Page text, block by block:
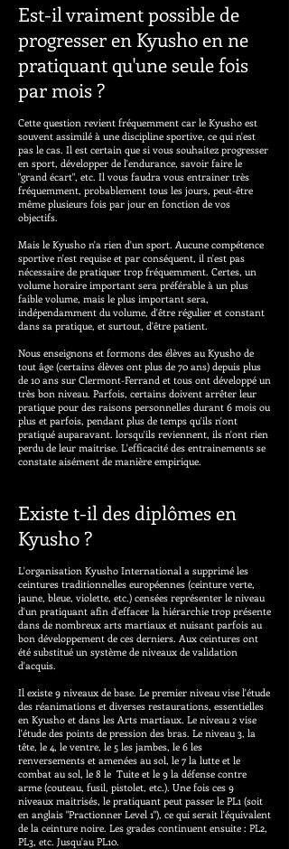
Est-il vraiment possible de
progresser en Kyusho en ne
pratiquant qu'une seule fois
par mois ?
Cette question revient fréquemment car le Kyusho est
souvent assimilé à une discipline sportive, ce qui n'est
pas le cas. Il est certain que si vous souhaitez progresser
en sport, développer de l'endurance, savoir faire le
"grand écart", etc. Il vous faudra vous entrainer très
fréquemment, probablement tous les jours, peut-être
même plusieurs fois par jour en fonction de vos
objectifs.
Mais le Kyusho n'a rien d'un sport. Aucune compétence
sportive n'est requise et par conséquent, il n'est pas
nécessaire de pratiquer trop fréquemment. Certes, un
volume horaire important sera préférable à un plus
faible volume, mais le plus important sera,
indépendamment du volume, d'être régulier et constant
dans sa pratique, et surtout, d'être patient.
Nous enseignons et formons des élèves au Kyusho de
tout âge (certains élèves ont plus de 70 ans) depuis plus
de 10 ans sur Clermont-Ferrand et tous ont développé un
très bon niveau. Parfois, certains doivent arrêter leur
pratique pour des raisons personnelles durant 6 mois ou
plus et parfois, pendant plus de temps qu'ils n'ont
pratiqué auparavant. lorsqu'ils reviennent, ils n'ont rien
perdu de leur maitrise. L'efficacité des entrainements se
constate aisément de manière empirique.
Existe t-il des diplômes en
Kyusho ?
L'organisation Kyusho International a supprimé les
ceintures traditionnelles européennes (ceinture verte,
jaune, bleue, violette, etc.) censées représenter le niveau
d'un pratiquant afin d'effacer la hiérarchie trop présente
dans de nombreux arts martiaux et nuisant parfois au
bon développement de ces derniers. Aux ceintures ont
été substitué un système de niveaux de validation
d'acquis.
Il existe 9 niveaux de base. Le premier niveau vise l'étude
des réanimations et diverses restaurations, essentielles
en Kyusho et dans les Arts martiaux. Le niveau 2 vise
l'étude des points de pression des bras. Le niveau 3, la
tête, le 4, le ventre, le 5 les jambes, le 6 les
renversements et amenées au sol, le 7 la lutte et le
combat au sol, le 8 le Tuite et le 9 la défense contre
arme (couteau, fusil, pistolet, etc.). Une fois ces 9
niveaux maitrisés, le pratiquant peut passer le PL1 (soit
en anglais "Practionner Level 1"), ce qui serait l'équivalent
de la ceinture noire. Les grades continuent ensuite : PL2,
PL3, etc. Jusqu'au PL10.